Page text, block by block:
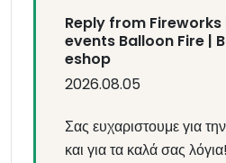
Reply from
events Balloon Fire |
eshop
2026.08.05
Σας ευχαριστουμε για
και για τα καλά σας